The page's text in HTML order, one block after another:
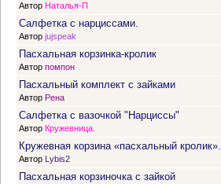
Автор Наталья-П
Салфетка с нарциссами.
Автор jujspeak
Пасхальная корзинка-кролик
Автор помпон
Пасхальный комплект с зайками
Автор Рена
Салфетка с вазочкой "Нарциссы"
Автор Кружевница.
Кружевная корзина «пасхальный кролик».
Автор Lybis2
Пасхальная корзиночка с зайкой